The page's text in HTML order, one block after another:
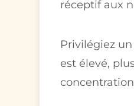
réceptif aux
Privilégiez
est élevé,